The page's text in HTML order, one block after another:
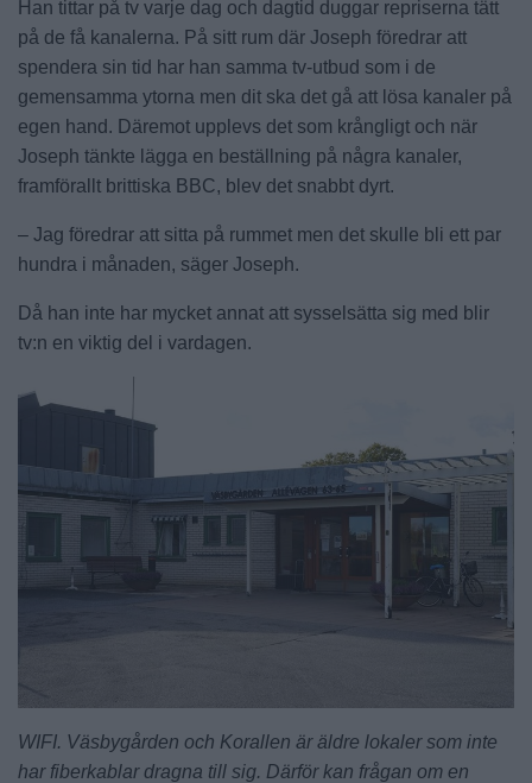
Han tittar på tv varje dag och dagtid duggar repriserna tätt
på de få kanalerna. På sitt rum där Joseph föredrar att
spendera sin tid har han samma tv-utbud som i de
gemensamma ytorna men dit ska det gå att lösa kanaler på
egen hand. Däremot upplevs det som krångligt och när
Joseph tänkte lägga en beställning på några kanaler,
framförallt brittiska BBC, blev det snabbt dyrt.
– Jag föredrar att sitta på rummet men det skulle bli ett par
hundra i månaden, säger Joseph.
Då han inte har mycket annat att sysselsätta sig med blir
tv:n en viktig del i vardagen.
WIFI. Väsbygården och Korallen är äldre lokaler som inte
har fiberkablar dragna till sig. Därför kan frågan om en